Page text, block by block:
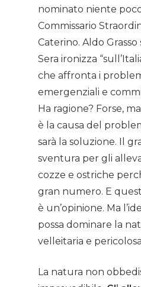
nominato niente
Commissario
Caterino. Aldo
Sera ironizza
che affronta i
emergenziali e
Ha ragione? Forse,
è la causa del
sarà la soluzione. Il
sventura per gli
cozze e ostriche
gran numero. E
è un’opinione. Ma
possa dominare la
velleitaria e
La natura non